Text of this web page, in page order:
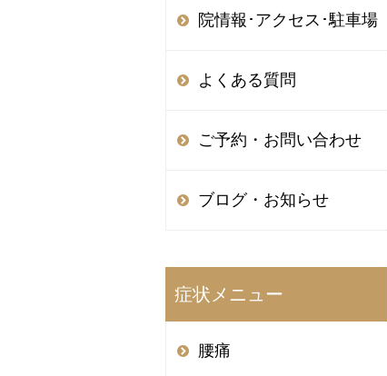
院情報･アクセス･駐車場
よくある質問
ご予約・お問い合わせ
ブログ・お知らせ
症状メニュー
腰痛